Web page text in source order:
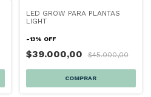
LED GROW PARA PLANTAS
LIGHT
-13% OFF
$39.000,00 $45.000,00